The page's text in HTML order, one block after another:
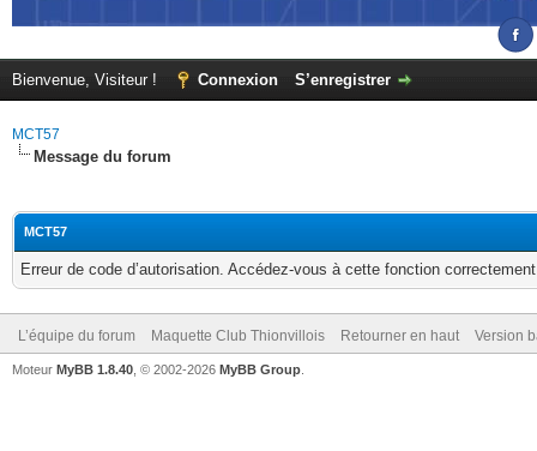
Bienvenue, Visiteur ! Connexion S’enregistrer
MCT57
Message du forum
MCT57
Erreur de code d’autorisation. Accédez-vous à cette fonction
L’équipe du forum Maquette Club Thionvillois Retourner en haut Version
Moteur MyBB 1.8.40 , © 2002-2026 MyBB Group